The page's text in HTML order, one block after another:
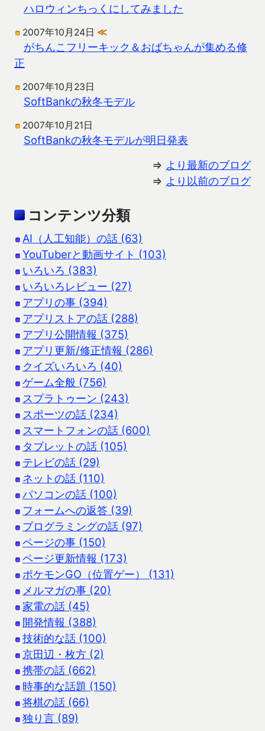
ハロウィンちっくにしてみました
2007年10月24日 ≪
がちんこフリーキック＆おばちゃんが集める修
正
2007年10月23日
SoftBankの秋冬モデル
2007年10月21日
SoftBankの秋冬モデルが明日発表
⇒ より最新のブログ
⇒ より以前のブログ
コンテンツ分類
AI（人工知能）の話 (63)
YouTuberと動画サイト (103)
いろいろ (383)
いろいろレビュー (27)
アプリの事 (394)
アプリストアの話 (288)
アプリ公開情報 (375)
アプリ更新/修正情報 (286)
クイズいろいろ (40)
ゲーム全般 (756)
スプラトゥーン (243)
スポーツの話 (234)
スマートフォンの話 (600)
タブレットの話 (105)
テレビの話 (29)
ネットの話 (110)
パソコンの話 (100)
フォームへの返答 (39)
プログラミングの話 (97)
ページの事 (150)
ページ更新情報 (173)
ポケモンGO（位置ゲー） (131)
メルマガの事 (20)
家電の話 (45)
開発情報 (388)
技術的な話 (100)
京田辺・枚方 (2)
携帯の話 (662)
時事的な話題 (150)
将棋の話 (66)
独り言 (89)